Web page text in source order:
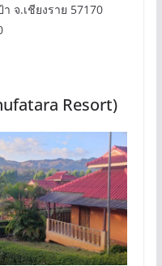
จ.เชียงราย 57170
Resort)